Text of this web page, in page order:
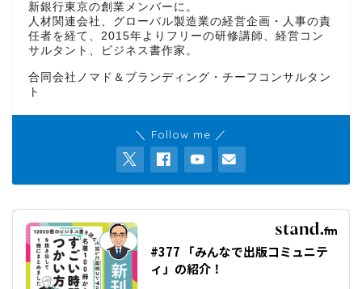
新銀行東京の創業メンバーに。
人材関連会社、グローバル製造業の経営企画・人事の責
任者を経て、2015年よりフリーの研修講師、経営コン
サルタント、ビジネス書作家。
合同会社ノマド＆ブランディング・チーフコンサルタン
ト
＼ Follow me ／